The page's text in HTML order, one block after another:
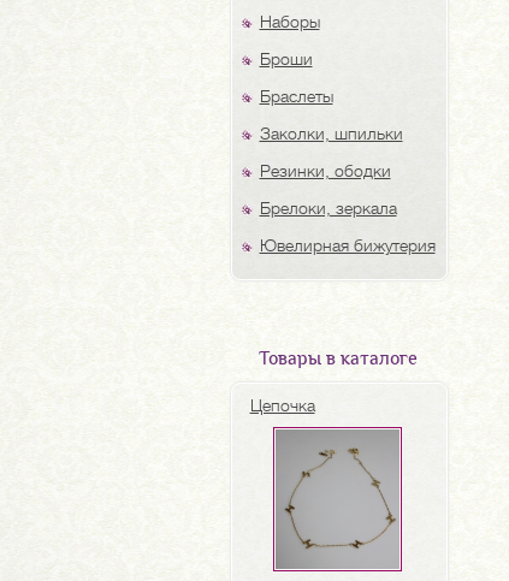
Наборы
Броши
Браслеты
Заколки, шпильки
Резинки, ободки
Брелоки, зеркала
Ювелирная бижутерия
Товары в каталоге
Цепочка